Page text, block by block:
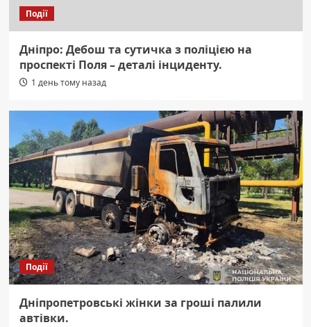
Події
Дніпро: Дебош та сутичка з поліцією на
проспекті Поля – деталі інциденту.
1 день тому назад
Події
Дніпропетровські жінки за гроші палили
автівки.